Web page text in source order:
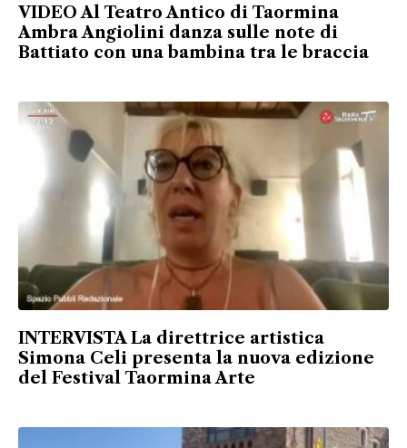
VIDEO Al Teatro Antico di Taormina
Ambra Angiolini danza sulle note di
Battiato con una bambina tra le braccia
INTERVISTA La direttrice artistica
Simona Celi presenta la nuova edizione
del Festival Taormina Arte